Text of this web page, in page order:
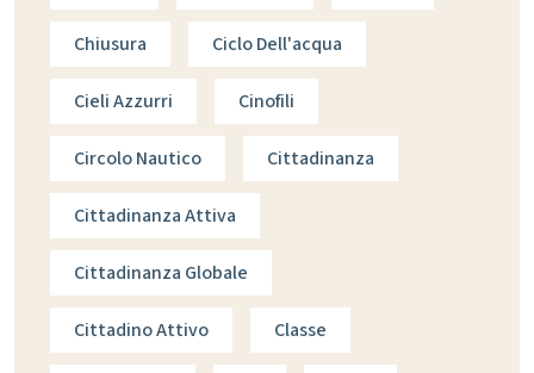
Chiusura Ciclo Dell'acqua
Cieli Azzurri Cinofili
Circolo Nautico Cittadinanza
Cittadinanza Attiva
Cittadinanza Globale
Cittadino Attivo Classe